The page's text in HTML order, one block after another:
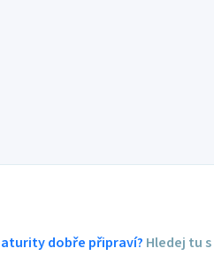
dobře připraví? Hledej tu